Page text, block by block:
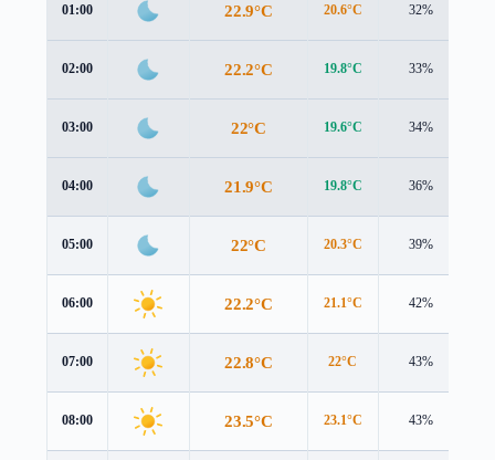
01:00 22.9°C 20.6°C 32%
02:00 22.2°C 19.8°C 33%
03:00 22°C 19.6°C 34%
04:00 21.9°C 19.8°C 36%
05:00 22°C 20.3°C 39%
06:00 22.2°C 21.1°C 42%
07:00 22.8°C 22°C 43%
08:00 23.5°C 23.1°C 43%